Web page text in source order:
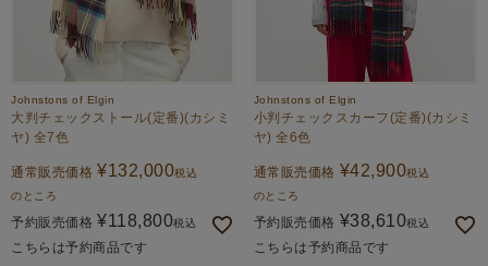
Johnstons of Elgin
大判チェックストール(定番)(カシミ
ヤ) 全7色
通常販売価格 ¥132,000税込
のところ
予約販売価格 ¥118,800税込
こちらは予約商品です
Johnstons of Elgin
小判チェックスカーフ(定番)(カシミ
ヤ) 全6色
通常販売価格 ¥42,900税込
のところ
予約販売価格 ¥38,610税込
こちらは予約商品です